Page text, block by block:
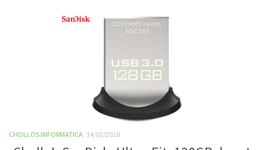
CHOLLOS INFORMATICA 14/02/2018